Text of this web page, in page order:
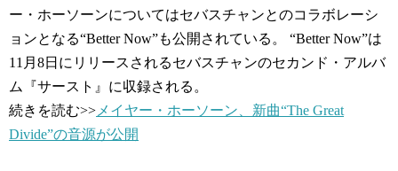
ー・ホーソーンについてはセバスチャンとのコラボレーシ
ョンとなる“Better Now”も公開されている。 “Better Now”は
11月8日にリリースされるセバスチャンのセカンド・アルバ
ム『サースト』に収録される。
続きを読む>> メイヤー・ホーソーン、新曲“The Great
Divide”の音源が公開